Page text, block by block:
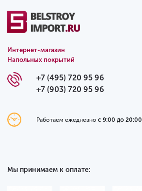
Интернет-магазин
Напольных покрытий
+7 (495) 720 95 96
+7 (903) 720 95 96
Работаем ежедневно с 9:00 до 20:00
Мы принимаем к оплате: